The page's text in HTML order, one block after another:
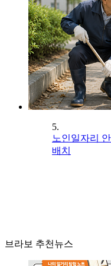
5.
노인일자리
배치
브라보 추천뉴스